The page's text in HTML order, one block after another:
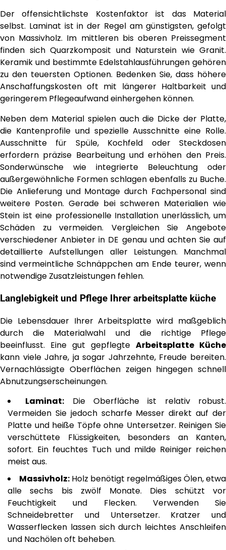
Der offensichtlichste Kostenfaktor ist das Material
selbst. Laminat ist in der Regel am günstigsten, gefolgt
von Massivholz. Im mittleren bis oberen Preissegment
finden sich Quarzkomposit und Naturstein wie Granit.
Keramik und bestimmte Edelstahlausführungen gehören
zu den teuersten Optionen. Bedenken Sie, dass höhere
Anschaffungskosten oft mit längerer Haltbarkeit und
geringerem Pflegeaufwand einhergehen können.
Neben dem Material spielen auch die Dicke der Platte,
die Kantenprofile und spezielle Ausschnitte eine Rolle.
Ausschnitte für Spüle, Kochfeld oder Steckdosen
erfordern präzise Bearbeitung und erhöhen den Preis.
Sonderwünsche wie integrierte Beleuchtung oder
außergewöhnliche Formen schlagen ebenfalls zu Buche.
Die Anlieferung und Montage durch Fachpersonal sind
weitere Posten. Gerade bei schweren Materialien wie
Stein ist eine professionelle Installation unerlässlich, um
Schäden zu vermeiden. Vergleichen Sie Angebote
verschiedener Anbieter in DE genau und achten Sie auf
detaillierte Aufstellungen aller Leistungen. Manchmal
sind vermeintliche Schnäppchen am Ende teurer, wenn
notwendige Zusatzleistungen fehlen.
Langlebigkeit und Pflege Ihrer arbeitsplatte küche
Die Lebensdauer Ihrer Arbeitsplatte wird maßgeblich
durch die Materialwahl und die richtige Pflege
beeinflusst. Eine gut gepflegte Arbeitsplatte Küche
kann viele Jahre, ja sogar Jahrzehnte, Freude bereiten.
Vernachlässigte Oberflächen zeigen hingegen schnell
Abnutzungserscheinungen.
Laminat: Die Oberfläche ist relativ robust.
Vermeiden Sie jedoch scharfe Messer direkt auf der
Platte und heiße Töpfe ohne Untersetzer. Reinigen Sie
verschüttete Flüssigkeiten, besonders an Kanten,
sofort. Ein feuchtes Tuch und milde Reiniger reichen
meist aus.
Massivholz: Holz benötigt regelmäßiges Ölen, etwa
alle sechs bis zwölf Monate. Dies schützt vor
Feuchtigkeit und Flecken. Verwenden Sie
Schneidebretter und Untersetzer. Kratzer und
Wasserflecken lassen sich durch leichtes Anschleifen
und Nachölen oft beheben.